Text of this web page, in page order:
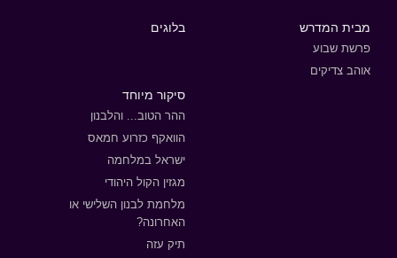
מבית המדרש
פרשת שבוע
אוהב צדיקים
בלוגים
סיקור מיוחד
ההר הטוב... והלבנון
הוואקף כזרוע חמאס
ישראל במלחמה
מגזין הקול היהודי
מלחמת לבנון השלישי או
האחרונה?
תיק עזה